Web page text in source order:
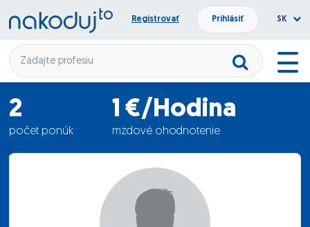
Registrovať Prihlásiť SK
2
počet ponúk
1 €/Hodina
mzdové ohodnotenie
17.05.2012